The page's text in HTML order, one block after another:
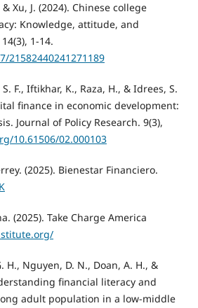
Xu, J. (2024). Chinese college
Knowledge, attitude, and
1-14.
21582440241271189
F., Iftikhar, K., Raza, H., & Idrees, S.
finance in economic development:
Journal of Policy Research. 9(3),
10.61506/02.000103
(2025). Bienestar Financiero.
(2025). Take Charge America
H., Nguyen, D. N., Doan, A. H., &
financial literacy and
adult population in a low-middle